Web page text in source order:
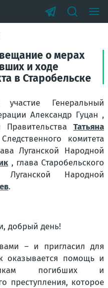
о мерах
и ходе
в Старобельске
Генеральный
Александр Гуцан ,
Правительства Татьяна
комитета
Луганской Народной
, глава Старобельского
Луганской Народной
.
добрый день!
– и пригласил для
оказывается помощь и
погибших и
преступления, которое